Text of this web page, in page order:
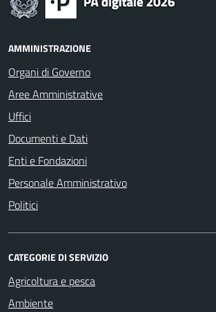
AMMINISTRAZIONE
Organi di Governo
Aree Amministrative
Uffici
Documenti e Dati
Enti e Fondazioni
Personale Amministrativo
Politici
CATEGORIE DI SERVIZIO
Agricoltura e pesca
Ambiente